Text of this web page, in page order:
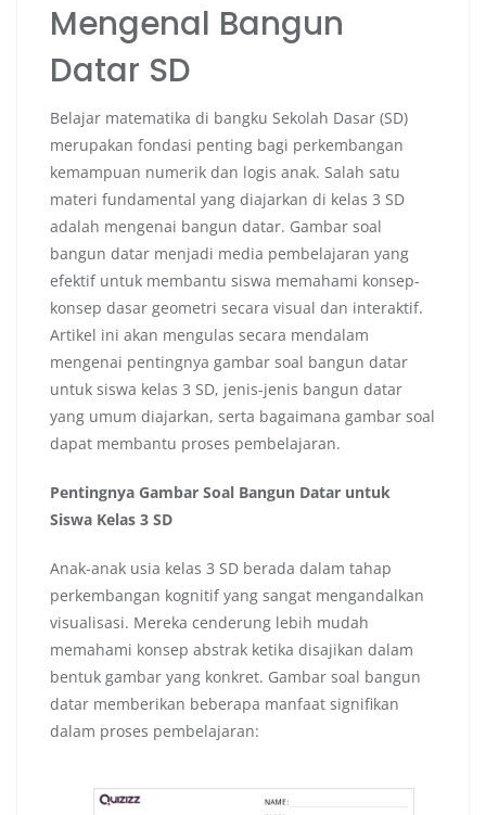
Mengenal Bangun
Datar SD
Belajar matematika di bangku Sekolah Dasar (SD)
merupakan fondasi penting bagi perkembangan
kemampuan numerik dan logis anak. Salah satu
materi fundamental yang diajarkan di kelas 3 SD
adalah mengenai bangun datar. Gambar soal
bangun datar menjadi media pembelajaran yang
efektif untuk membantu siswa memahami konsep-
konsep dasar geometri secara visual dan interaktif.
Artikel ini akan mengulas secara mendalam
mengenai pentingnya gambar soal bangun datar
untuk siswa kelas 3 SD, jenis-jenis bangun datar
yang umum diajarkan, serta bagaimana gambar soal
dapat membantu proses pembelajaran.
Pentingnya Gambar Soal Bangun Datar untuk
Siswa Kelas 3 SD
Anak-anak usia kelas 3 SD berada dalam tahap
perkembangan kognitif yang sangat mengandalkan
visualisasi. Mereka cenderung lebih mudah
memahami konsep abstrak ketika disajikan dalam
bentuk gambar yang konkret. Gambar soal bangun
datar memberikan beberapa manfaat signifikan
dalam proses pembelajaran: